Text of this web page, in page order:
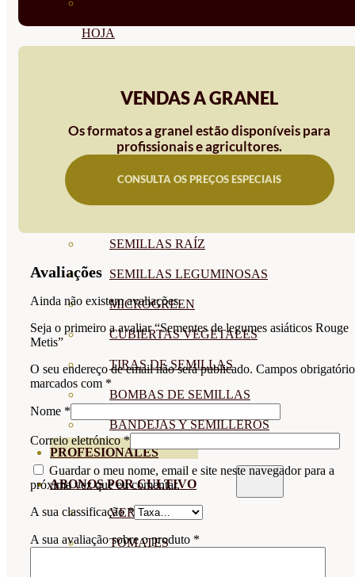
HOJA
SEMILLAS FLORES
SEMILLAS FLORES
COMESTIBLES
SEMILLAS TRADICIONALES
SEMILLAS RAÍZ
SEMILLAS LEGUMINOSAS
MICROGREEN
CUBIERTAS VEGETALES
TIRAS DE SEMILLAS
BOMBAS DE SEMILLAS
BANDEJAS Y SEMILLEROS
PROFESIONALES
ABONOS POR CULTIVO
VER TODOS
TOMATES
VENDAS A GRANEL
Os formatos a granel estão disponíveis para
profissionais e agricultores.
CONSULTA OS PREÇOS ESPECIAIS
Avaliações
Ainda não existem avaliações.
Seja o primeiro a avaliar “Sementes de legumes asiáticos Rouge
Metis”
O seu endereço de email não será publicado. Campos
marcados com *
Nome *
Correio eletrónico*
Guardar o meu nome, email e site neste navegador para a
próxima vez que eu comentar.
A sua classificação*
A sua avaliação sobre o produto *